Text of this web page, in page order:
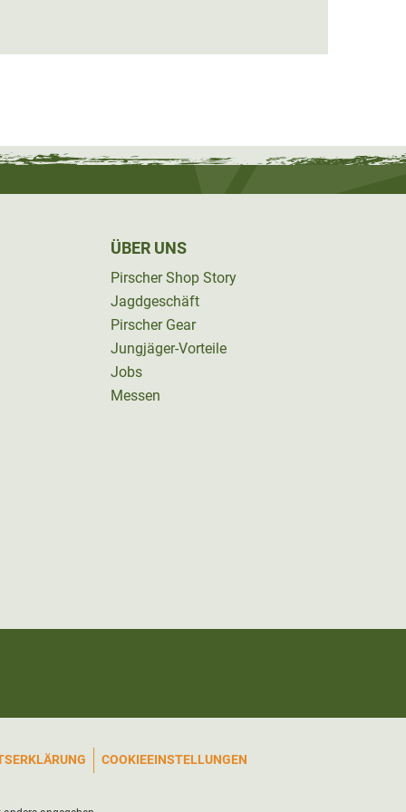
ÜBER UNS
Pirscher Shop Story
Jagdgeschäft
Pirscher Gear
Jungjäger-Vorteile
Jobs
Messen
COOKIEEINSTELLUNGEN